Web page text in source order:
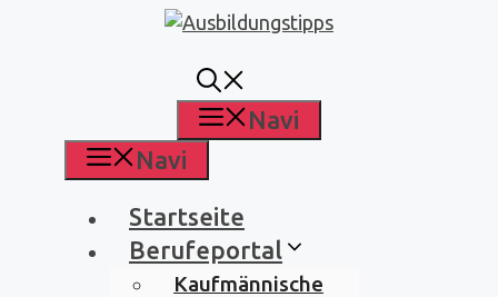
Navi
Navi
Startseite
Berufeportal
Kaufmännische